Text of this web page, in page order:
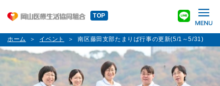
TOP
ホーム イベント 南区藤田支部たまりば行事の更新(5/1～5/31)